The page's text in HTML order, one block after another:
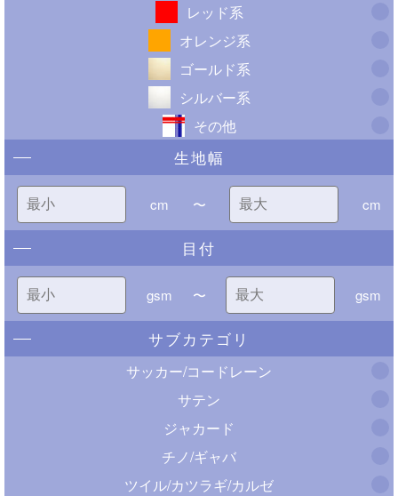
レッド系
オレンジ系
ゴールド系
シルバー系
その他
生地幅
cm 〜 cm
目付
gsm 〜 gsm
サブカテゴリ
サッカー/コードレーン
サテン
ジャカード
チノ/ギャバ
ツイル/カツラギ/カルゼ